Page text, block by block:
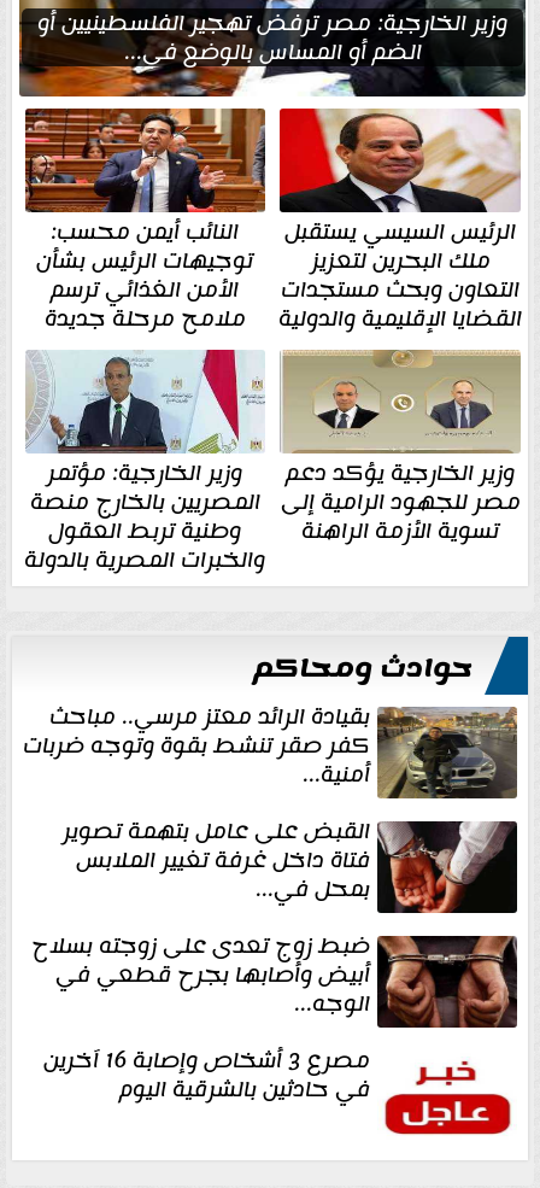
وزير الخارجية: مصر ترفض تهجير الفلسطينيين أو
الضم أو المساس بالوضع في...
الرئيس السيسي يستقبل
ملك البحرين لتعزيز
التعاون وبحث مستجدات
القضايا الإقليمية والدولية
النائب أيمن محسب:
توجيهات الرئيس بشأن
الأمن الغذائي ترسم
ملامح مرحلة جديدة
وزير الخارجية يؤكد دعم
مصر للجهود الرامية إلى
تسوية الأزمة الراهنة
وزير الخارجية: مؤتمر
المصريين بالخارج منصة
وطنية تربط العقول
والخبرات المصرية بالدولة
حوادث ومحاكم
بقيادة الرائد معتز مرسي.. مباحث
كفر صقر تنشط بقوة وتوجه ضربات
أمنية...
القبض على عامل بتهمة تصوير
فتاة داخل غرفة تغيير الملابس
بمحل في...
ضبط زوج تعدى على زوجته بسلاح
أبيض وأصابها بجرح قطعي في
الوجه...
مصرع 3 أشخاص وإصابة 16 آخرين
في حادثين بالشرقية اليوم